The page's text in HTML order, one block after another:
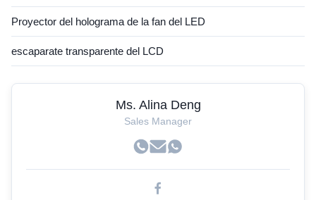
Proyector del holograma de la fan del LED
escaparate transparente del LCD
Ms. Alina Deng
Sales Manager